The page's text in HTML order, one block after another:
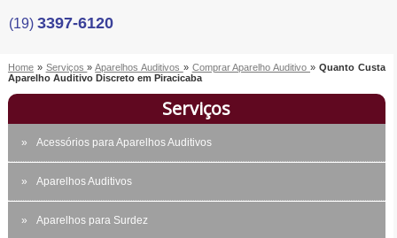
(19) 3397-6120
Home » Serviços»Aparelhos Auditivos » Comprar Aparelho Auditivo» Quanto Custa
Aparelho Auditivo Discreto em Piracicaba
Serviços
Acessórios para Aparelhos Auditivos
Aparelhos Auditivos
Aparelhos para Surdez